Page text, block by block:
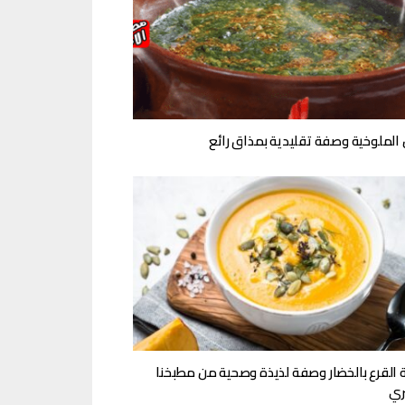
وصفة تقليدية بمذاق رائع
القرع بالخضار وصفة لذيذة وصحية من مطبخنا